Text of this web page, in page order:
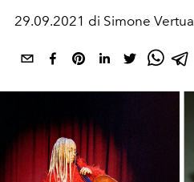
29.09.2021 di Simone Vertua